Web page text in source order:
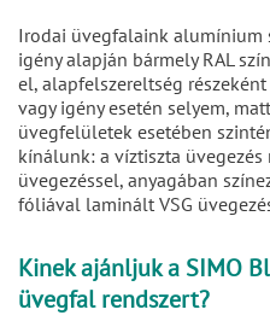
Irodai üvegfalaink alumínium
igény alapján bármely RAL
el, alapfelszereltség
vagy igény esetén selyem,
üvegfelületek esetében
kínálunk: a víztiszta
üvegezéssel, anyagában
fóliával laminált VSG
Kinek ajánljuk a SIMO
üvegfal rendszert?